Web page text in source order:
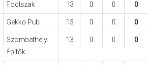
FocIszak 13 0 0 0
Gekko Pub 13 0 0 0
Szombathelyi
Építők
13 0 0 0